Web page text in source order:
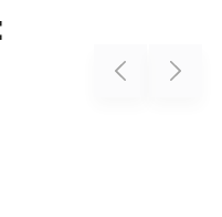
Previous Next